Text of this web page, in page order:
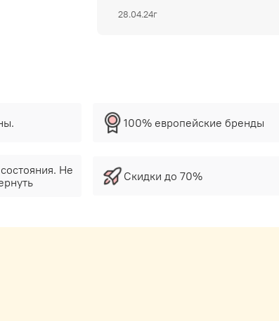
28.04.24г
Не
100% европейские бренды
Скидки до 70%